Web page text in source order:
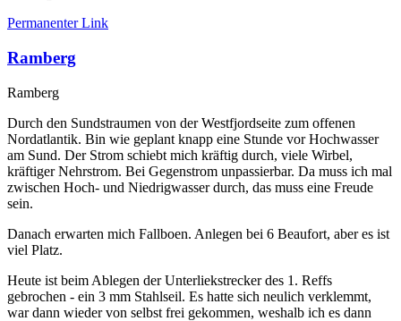
Permanenter Link
Ramberg
Ramberg
Durch den Sundstraumen von der Westfjordseite zum offenen
Nordatlantik. Bin wie geplant knapp eine Stunde vor Hochwasser
am Sund. Der Strom schiebt mich kräftig durch, viele Wirbel,
kräftiger Nehrstrom. Bei Gegenstrom unpassierbar. Da muss ich mal
zwischen Hoch- und Niedrigwasser durch, das muss eine Freude
sein.
Danach erwarten mich Fallboen. Anlegen bei 6 Beaufort, aber es ist
viel Platz.
Heute ist beim Ablegen der Unterliekstrecker des 1. Reffs
gebrochen - ein 3 mm Stahlseil. Es hatte sich neulich verklemmt,
war dann wieder von selbst frei gekommen, weshalb ich es dann